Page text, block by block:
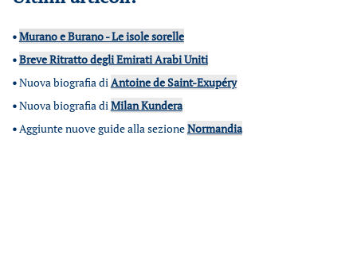
•Murano e Burano - Le isole sorelle
•Breve Ritratto degli Emirati Arabi Uniti
•Nuova biografia diAntoine de Saint-Exupéry
•Nuova biografia diMilan Kundera
•Aggiunte nuove guide alla sezioneNormandia